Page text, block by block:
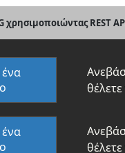
χρησιμοποιώντας REST